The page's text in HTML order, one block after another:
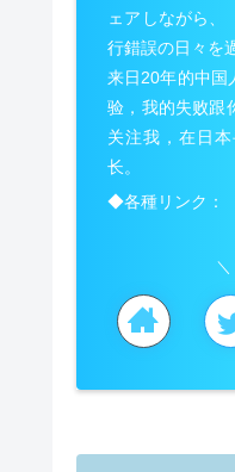
ェアしながら、
行錯誤の日々を
来日20年的中国
验，我的失败跟
关注我，在日
长。
◆各種リンク：